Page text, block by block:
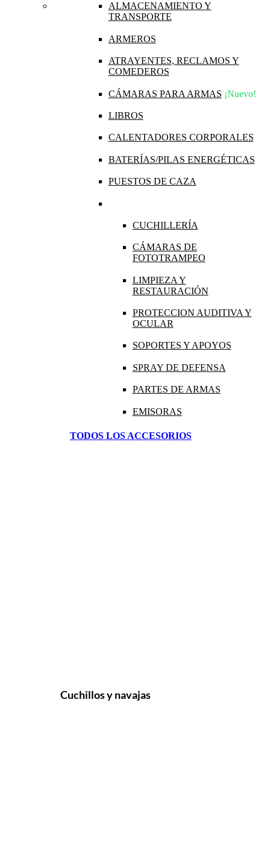
ALMACENAMIENTO Y
TRANSPORTE
ARMEROS
ATRAYENTES, RECLAMOS Y
COMEDEROS
CÁMARAS PARA ARMAS ¡Nuevo!
LIBROS
CALENTADORES CORPORALES
BATERÍAS/PILAS ENERGÉTICAS
PUESTOS DE CAZA
CUCHILLERÍA
CÁMARAS DE
FOTOTRAMPEO
LIMPIEZA Y
RESTAURACIÓN
PROTECCION AUDITIVA Y
OCULAR
SOPORTES Y APOYOS
SPRAY DE DEFENSA
PARTES DE ARMAS
EMISORAS
TODOS LOS ACCESORIOS
Cuchillos y navajas